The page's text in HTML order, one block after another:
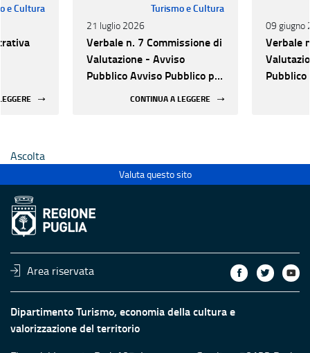
e Cultura
Turismo e Cultura
21 luglio 2026
Verbale n. 7 Commissione di
Valutazione - Avviso
Pubblico Avviso Pubblico per
CONTINUA A LEGGERE
09 giugno
Verbale
Ascolta
Valuta questo sito
Area riservata
Dipartimento Turismo, economia della cultura e
valorizzazione del territorio